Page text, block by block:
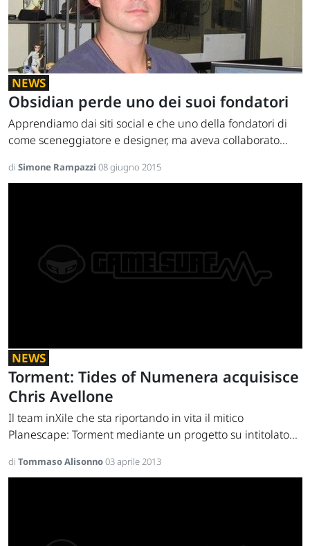
NEWS
Obsidian perde uno dei suoi fondatori
Apprendiamo dai siti social e che uno della fondatori di
come sceneggiatore e designer, ma aveva collaborato...
di Simone Rampazzi 08 giugno 2015
NEWS
Torment: Tides of Numenera acquisisce
Chris Avellone
Il team inXile che sta riportando in vita il mitico
Planescape: Torment mediante un progetto su intitolato...
di Tommaso Alisonno03 aprile 2013